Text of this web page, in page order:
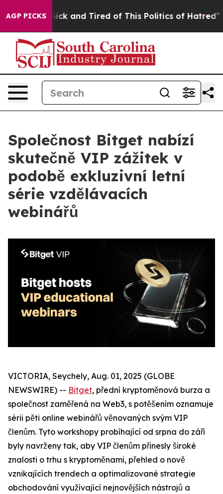
AGP PICKS
Are Sick and Tired of This Politics of Hatred” The
Společnost Bitget nabízí
skutečně VIP zážitek v
podobě exkluzivní letní
série vzdělávacích
webinářů
VICTORIA, Seychely, Aug. 01, 2025 (GLOBE
NEWSWIRE) -- Bitget, přední kryptoměnová burza a
společnost zaměřená na Web3, s potěšením oznamuje
sérii pěti online webinářů věnovaných svým VIP
členům. Tyto workshopy probíhající od srpna do září
byly navrženy tak, aby VIP členům přinesly široké
znalosti o trhu s kryptoměnami, přehled o nově
vznikajících trendech a optimalizované strategie
obchodování využívající nejnovějších nástrojů a